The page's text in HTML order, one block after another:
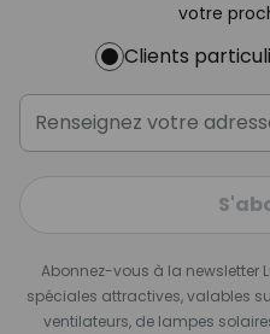
votre
Clients
Abonnez-vous à la newsletter
spéciales attractives, valables
ventilateurs, de lampes